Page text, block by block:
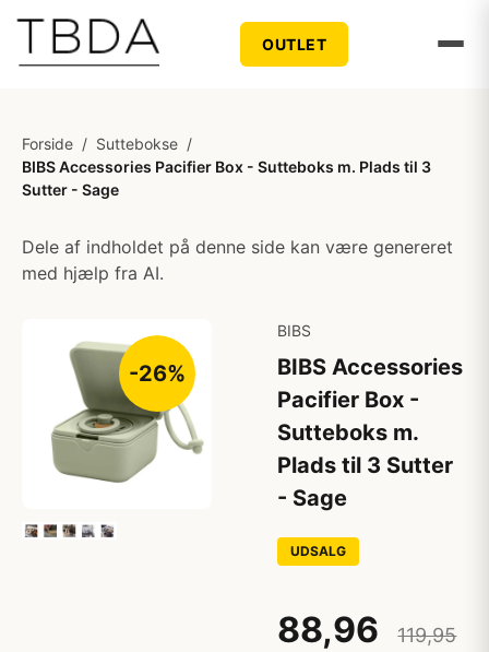
OUTLET
Forside / Suttebokse /
BIBS Accessories Pacifier Box - Sutteboks m. Plads til 3
Sutter - Sage
Dele af indholdet på denne side kan være genereret
med hjælp fra AI.
-26%
BIBS
BIBS Accessories
Pacifier Box -
Sutteboks m.
Plads til 3 Sutter
- Sage
UDSALG
88,96
119,95